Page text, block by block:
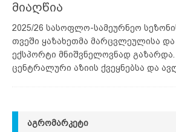
მიაღწია
2025/26 სასოფლო-სამეურნეო
თვეში ყაზახეთმა მარცვლეულისა
ექსპორტი მნიშვნელოვნად
ცენტრალური აზიის ქვეყნებსა და
ᲐᲒᲠᲝᲛᲐᲠᲙᲔᲢᲘ